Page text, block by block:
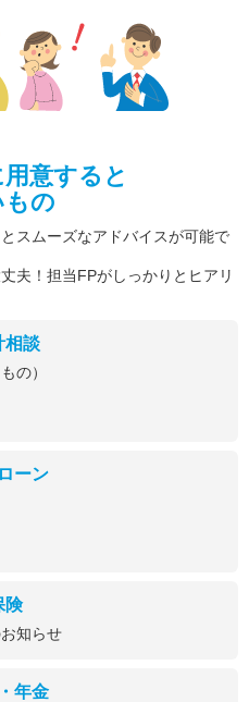
意すると
もの
スムーズなアドバイスが可能で
夫！担当FPがしっかりとヒアリ
相談
の）
ーン
険
知らせ
年金